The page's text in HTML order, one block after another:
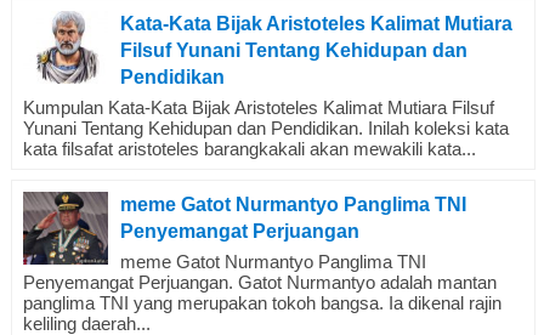
Kata-Kata Bijak Aristoteles Kalimat Mutiara
Filsuf Yunani Tentang Kehidupan dan
Pendidikan
Kumpulan Kata-Kata Bijak Aristoteles Kalimat Mutiara Filsuf
Yunani Tentang Kehidupan dan Pendidikan. Inilah koleksi kata
kata filsafat aristoteles barangkakali akan mewakili kata...
meme Gatot Nurmantyo Panglima TNI
Penyemangat Perjuangan
meme Gatot Nurmantyo Panglima TNI
Penyemangat Perjuangan. Gatot Nurmantyo adalah mantan
panglima TNI yang merupakan tokoh bangsa. Ia dikenal rajin
keliling daerah...